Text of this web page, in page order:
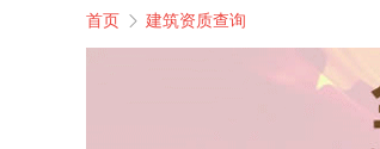
首页  建筑资质查询